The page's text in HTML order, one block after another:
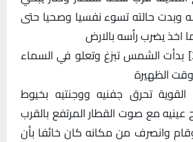
وبدت حالته تسوء نفسيا وصحيا حتى
يضرب رأسه بالارض
[#المشهد السادس 2] بدأت الشمس تبزغ وتعلو في السماء
الظهيرة
تحرق جفنيه ووجنتيه بخيوط
مع صوت القطار المرتفع بالقرب
وانصرف من مكانه كان خائفا بأن